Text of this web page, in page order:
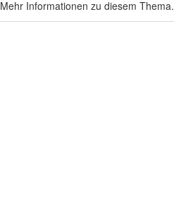
Mehr Informationen zu diesem Thema.